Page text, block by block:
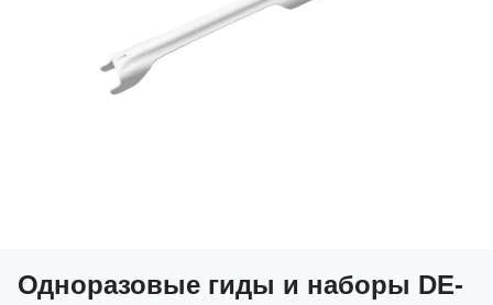
Одноразовые гиды и наборы DE-